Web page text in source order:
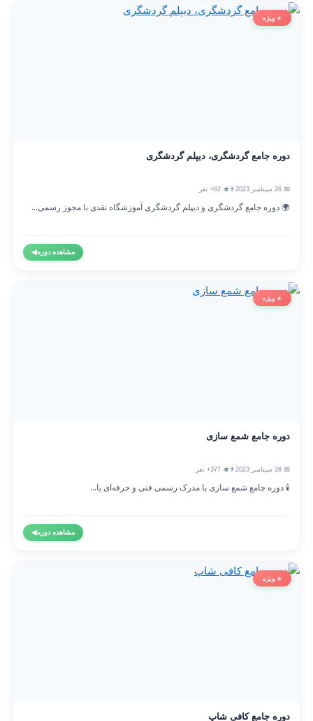
⭐ ویژه
دوره جامع گردشگری، دیپلم گردشگری
👨‍🎓 62+ نفر
🌍 دوره جامع گردشگری و دیپلم گردشگری آموزشگاه نقدی با مجوز رسمی...
مشاهده دوره◀
⭐ ویژه
دوره جامع شمع سازی
👨‍🎓 377+ نفر
🕯️ دوره جامع شمع سازی با مدرک رسمی فنی و حرفه‌ای با...
مشاهده دوره◀
⭐ ویژه
دوره جامع کافی شاپ